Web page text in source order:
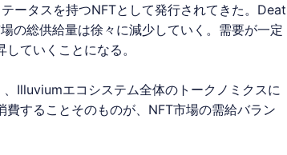
ータスを持つNFTとして発行されてきた。Deat
の総供給量は徐々に減少していく。需要が一定
ていくことになる。
Illuviumエコシステム全体のトークノミクスに
することそのものが、NFT市場の需給バラン